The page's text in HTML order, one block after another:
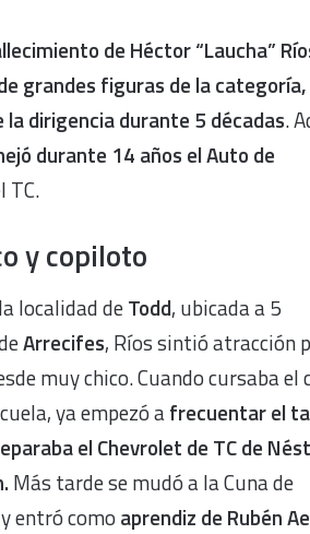
de Héctor “Laucha”
grandes figuras de la
dirigencia durante 5 décadas.
durante 14 años el Auto de
TC.
y copiloto
localidad deTodd, ubicada a 5
Arrecifes, Ríos sintió atracción
muy chico. Cuando cursaba el
ya empezó afrecuentar el
el Chevrolet de TC de
Más tarde se mudó a la Cuna de
entró como aprendiz de Rubén